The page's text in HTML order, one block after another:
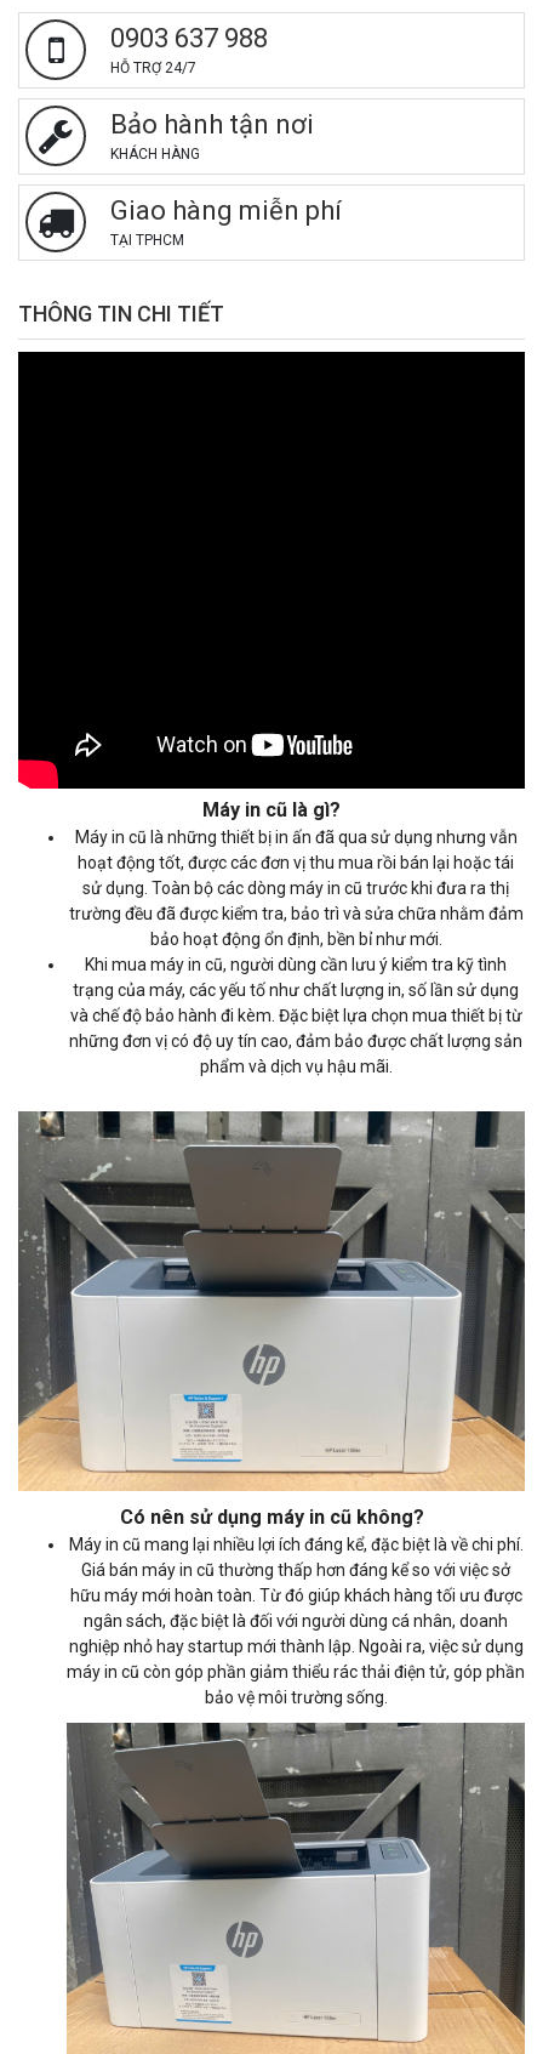
0903 637 988
HỖ TRỢ 24/7
Bảo hành tận nơi
KHÁCH HÀNG
Giao hàng miễn phí
TẠI TPHCM
THÔNG TIN CHI TIẾT
Máy in cũ là gì?
Máy in cũ là những thiết bị in ấn đã qua sử dụng nhưng vẫn
hoạt động tốt, được các đơn vị thu mua rồi bán lại hoặc tái
sử dụng. Toàn bộ các dòng máy in cũ trước khi đưa ra thị
trường đều đã được kiểm tra, bảo trì và sửa chữa nhằm đảm
bảo hoạt động ổn định, bền bỉ như mới.
Khi mua máy in cũ, người dùng cần lưu ý kiểm tra kỹ tình
trạng của máy, các yếu tố như chất lượng in, số lần sử dụng
và chế độ bảo hành đi kèm. Đặc biệt lựa chọn mua thiết bị từ
những đơn vị có độ uy tín cao, đảm bảo được chất lượng sản
phẩm và dịch vụ hậu mãi.
Có nên sử dụng máy in cũ không?
Máy in cũ mang lại nhiều lợi ích đáng kể, đặc biệt là về chi phí.
Giá bán máy in cũ​ thường thấp hơn đáng kể so với việc sở
hữu máy mới hoàn toàn. Từ đó giúp khách hàng tối ưu được
ngân sách, đặc biệt là đối với người dùng cá nhân, doanh
nghiệp nhỏ hay startup mới thành lập. Ngoài ra, việc sử dụng
máy in cũ còn góp phần giảm thiểu rác thải điện tử, góp phần
bảo vệ môi trường sống.